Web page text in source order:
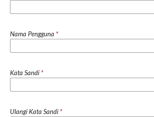
Nama Pengguna *
Kata Sandi *
Ulangi Kata Sandi *